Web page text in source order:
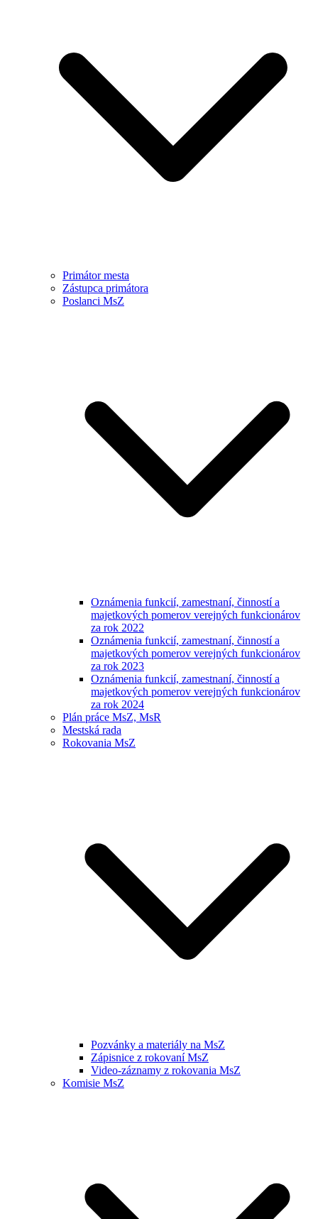
Primátor mesta
Zástupca primátora
Poslanci MsZ
Oznámenia funkcií, zamestnaní, činností a
majetkových pomerov verejných funkcionárov
za rok 2022
Oznámenia funkcií, zamestnaní, činností a
majetkových pomerov verejných funkcionárov
za rok 2023
Oznámenia funkcií, zamestnaní, činností a
majetkových pomerov verejných funkcionárov
za rok 2024
Plán práce MsZ, MsR
Mestská rada
Rokovania MsZ
Pozvánky a materiály na MsZ
Zápisnice z rokovaní MsZ
Video-záznamy z rokovania MsZ
Komisie MsZ